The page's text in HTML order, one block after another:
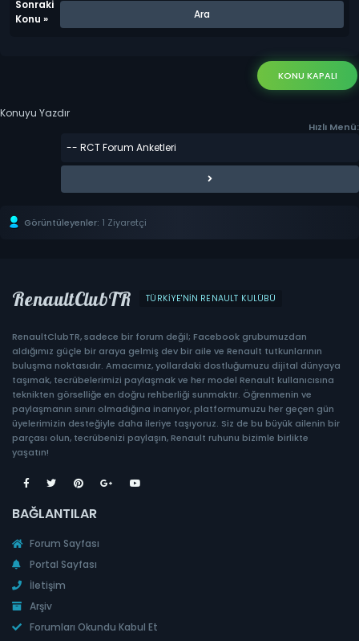
Sonraki
Konu »
KONU KAPALI
Konuyu Yazdır
Hızlı Menü:
Görüntüleyenler: 1 Ziyaretçi
RenaultClubTR TÜRKIYE'NIN RENAULT KULÜBÜ
RenaultClubTR, sadece bir forum değil; Facebook grubumuzdan
aldığımız güçle bir araya gelmiş dev bir aile ve Renault tutkunlarının
buluşma noktasıdır. Amacımız, yollardaki dostluğumuzu dijital dünyaya
taşımak, tecrübelerimizi paylaşmak ve her model Renault kullanıcısına
teknikten görselliğe en doğru rehberliği sunmaktır. Öğrenmenin ve
paylaşmanın sınırı olmadığına inanıyor, platformumuzu her geçen gün
üyelerimizin desteğiyle daha ileriye taşıyoruz. Siz de bu büyük ailenin bir
parçası olun, tecrübenizi paylaşın, Renault ruhunu bizimle birlikte
yaşatın!
BAĞLANTILAR
Forum Sayfası
Portal Sayfası
İletişim
Arşiv
Forumları Okundu Kabul Et